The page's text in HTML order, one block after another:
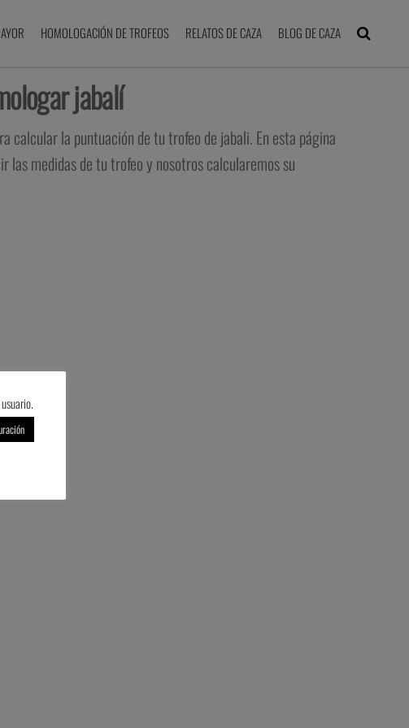
HOMOLOGACIÓN DE TROFEOS RELATOS DE CAZA BLOG DE CAZA
jabalí
calcular la puntuación de tu trofeo de jabali. En esta página
las medidas de tu trofeo y nosotros calcularemos su